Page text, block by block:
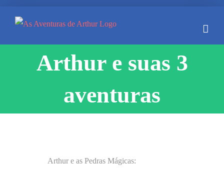
content
Arthur e suas 3
aventuras
Arthur e as Pedras Mágicas: